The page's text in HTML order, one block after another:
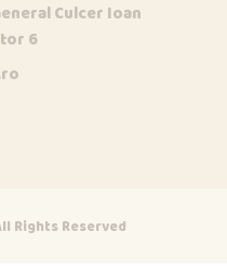
Culcer Ioan
6
Rights Reserved